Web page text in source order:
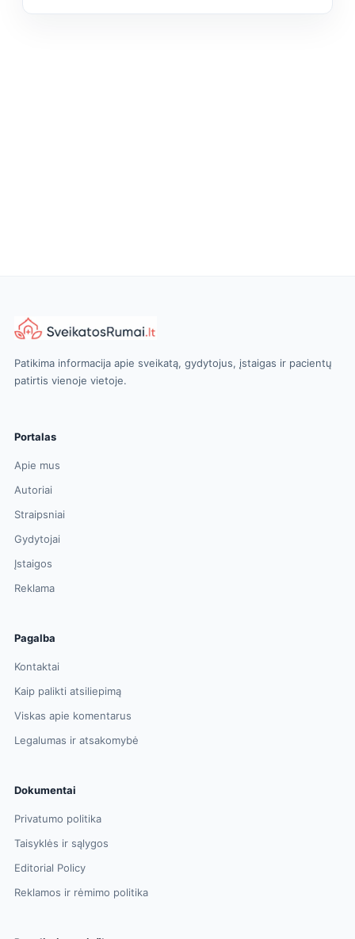
Patikima informacija apie sveikatą, gydytojus, įstaigas ir pacientų
patirtis vienoje vietoje.
Portalas
Apie mus
Autoriai
Straipsniai
Gydytojai
Įstaigos
Reklama
Pagalba
Kontaktai
Kaip palikti atsiliepimą
Viskas apie komentarus
Legalumas ir atsakomybė
Dokumentai
Privatumo politika
Taisyklės ir sąlygos
Editorial Policy
Reklamos ir rėmimo politika